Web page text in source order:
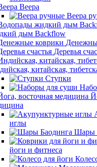
Веера
Веера
дым Backflow
Деревья
китайская,
Ступки
иглы
Шары
йоги и фитнеса